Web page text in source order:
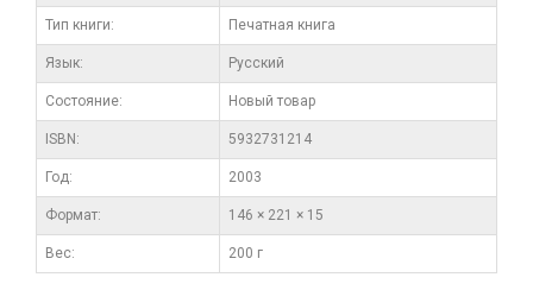
Тип книги: Печатная книга
Язык: Русский
Состояние: Новый товар
ISBN: 5932731214
Год: 2003
Формат: 146 × 221 × 15
Вес: 200 г